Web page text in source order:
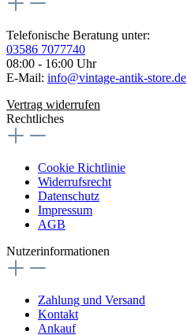
Telefonische Beratung unter:
03586 7077740
08:00 - 16:00 Uhr
E-Mail: info@vintage-antik-store.de
Vertrag widerrufen
Rechtliches
Cookie Richtlinie
Widerrufsrecht
Datenschutz
Impressum
AGB
Nutzerinformationen
Zahlung und Versand
Kontakt
Ankauf